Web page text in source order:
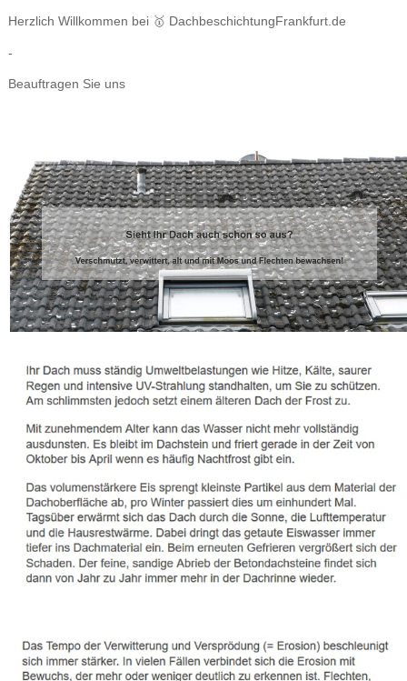
Herzlich Willkommen bei 🥇 DachbeschichtungFrankfurt.de
-
Beauftragen Sie uns